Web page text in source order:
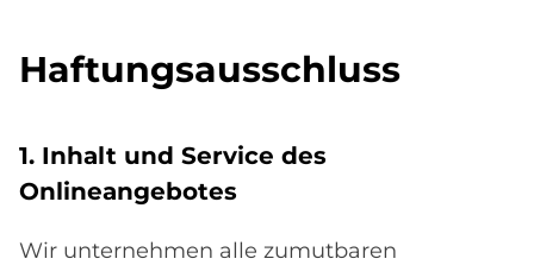
Haf­tungs­aus­schluss
1. In­halt und Ser­vice des
On­line­an­ge­bo­tes
Wir unternehmen alle zumutbaren